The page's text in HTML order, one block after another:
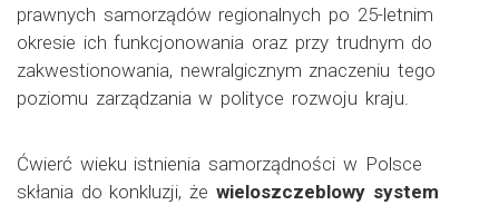
prawnych samorządów regionalnych po 25-letnim
okresie ich funkcjonowania oraz przy trudnym do
zakwestionowania, newralgicznym znaczeniu tego
poziomu zarządzania w polityce rozwoju kraju.
Ćwierć wieku istnienia samorządności w Polsce
skłania do konkluzji, że wieloszczeblowy system